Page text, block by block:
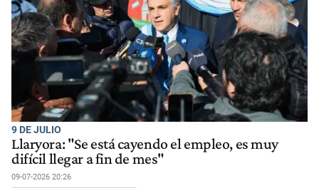
9 DE JULIO
Llaryora: "Se está cayendo el empleo, es muy
difícil llegar a fin de mes"
09-07-2026 20:26